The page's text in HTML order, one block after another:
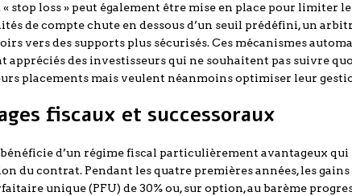
stop loss » peut également être mise en place pour limiter
de compte chute en dessous d’un seuil prédéfini, un
vers des supports plus sécurisés. Ces mécanismes
appréciés des investisseurs qui ne souhaitent pas suivre
placements mais veulent néanmoins optimiser leur
fiscaux et successoraux
bénéficie d’un régime fiscal particulièrement avantageux qui
du contrat. Pendant les quatre premières années, les
unique (PFU) de 30% ou, sur option, au barème